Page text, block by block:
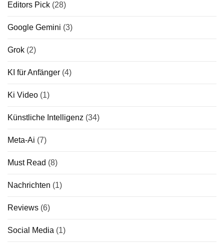
Editors Pick (28)
Google Gemini (3)
Grok (2)
KI für Anfänger (4)
Ki Video (1)
Künstliche Intelligenz (34)
Meta-Ai (7)
Must Read (8)
Nachrichten (1)
Reviews (6)
Social Media (1)